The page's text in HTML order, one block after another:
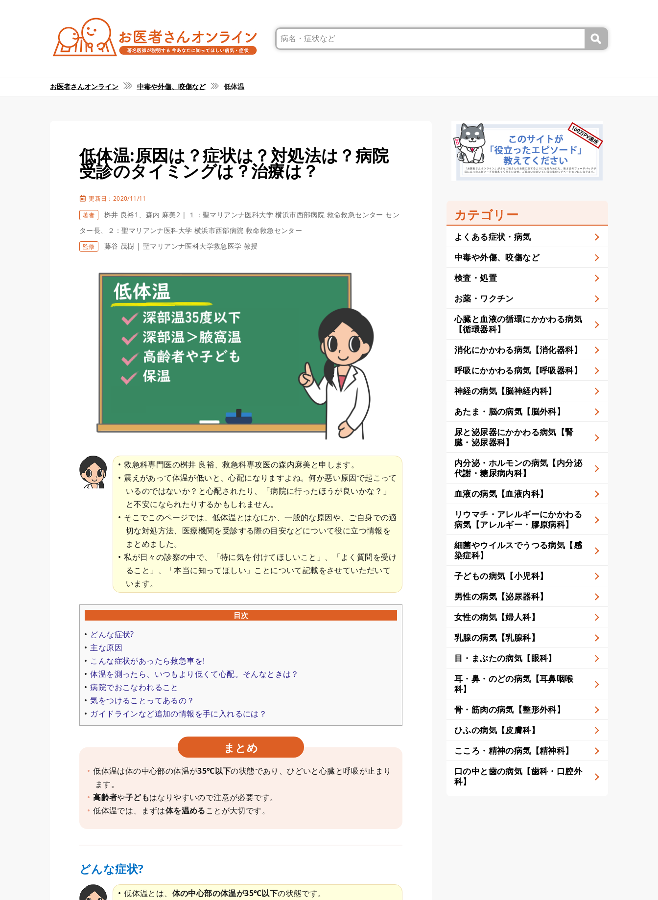
お医者さんオンライン 中毒や外傷、咬傷など 低体温
低体温:原因は？症状は？対処法は？病院
受診のタイミングは？治療は？
更新日：2020/11/11
著者
桝井 良裕1、森内 麻美2 | １：聖マリアンナ医科大学 横浜市西部病院 救命救急センター セン
ター長、２：聖マリアンナ医科大学 横浜市西部病院 救命救急センター
監修 藤谷 茂樹 | 聖マリアンナ医科大学救急医学 教授
救急科専門医の桝井 良裕、救急科専攻医の森内麻美と申します。
震えがあって体温が低いと、心配になりますよね。何か悪い原因で起こって
いるのではないか？と心配されたり、「病院に行ったほうが良いかな？」
と不安になられたりするかもしれません。
そこでこのページでは、低体温とはなにか、一般的な原因や、ご自身での適
切な対処方法、医療機関を受診する際の目安などについて役に立つ情報を
まとめました。
私が日々の診察の中で、「特に気を付けてほしいこと」、「よく質問を受け
ること」、「本当に知ってほしい」ことについて記載をさせていただいて
います。
目次
どんな症状?
主な原因
こんな症状があったら救急車を!
体温を測ったら、いつもより低くて心配。そんなときは？
病院でおこなわれること
気をつけることってあるの？
ガイドラインなど追加の情報を手に入れるには？
まとめ
低体温は体の中心部の体温が35℃以下の状態であり、ひどいと心臓と呼吸が止まり
ます。
高齢者や子どもはなりやすいので注意が必要です。
低体温では、まずは体を温めることが大切です。
どんな症状?
低体温とは、 体の中心部の体温が35℃以下の状態です。
カテゴリー
よくある症状・病気
中毒や外傷、咬傷など
検査・処置
お薬・ワクチン
心臓と血液の循環にかかわる病気
【循環器科】
消化にかかわる病気【消化器科】
呼吸にかかわる病気【呼吸器科】
神経の病気【脳神経内科】
あたま・脳の病気【脳外科】
尿と泌尿器にかかわる病気【腎
臓・泌尿器科】
内分泌・ホルモンの病気【内分泌
代謝・糖尿病内科】
血液の病気【血液内科】
リウマチ・アレルギーにかかわる
病気【アレルギー・膠原病科】
細菌やウイルスでうつる病気【感
染症科】
子どもの病気【小児科】
男性の病気【泌尿器科】
女性の病気【婦人科】
乳腺の病気【乳腺科】
目・まぶたの病気【眼科】
耳・鼻・のどの病気【耳鼻咽喉
科】
骨・筋肉の病気【整形外科】
ひふの病気【皮膚科】
こころ・精神の病気【精神科】
口の中と歯の病気【歯科・口腔外
科】